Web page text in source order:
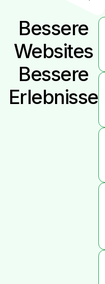
Bessere
Websites
Bessere
Erlebnisse